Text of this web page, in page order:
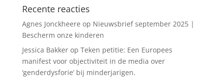
Recente reacties
Agnes Jonckheere op Nieuwsbrief september 2025 |
Bescherm onze kinderen
Jessica Bakkerop Teken petitie: Een Europees
manifest voor objectiviteit in de media over
‘genderdysforie’ bij minderjarigen.